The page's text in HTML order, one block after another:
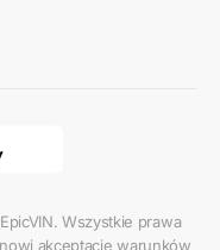
Wszystkie prawa
akceptację warunków